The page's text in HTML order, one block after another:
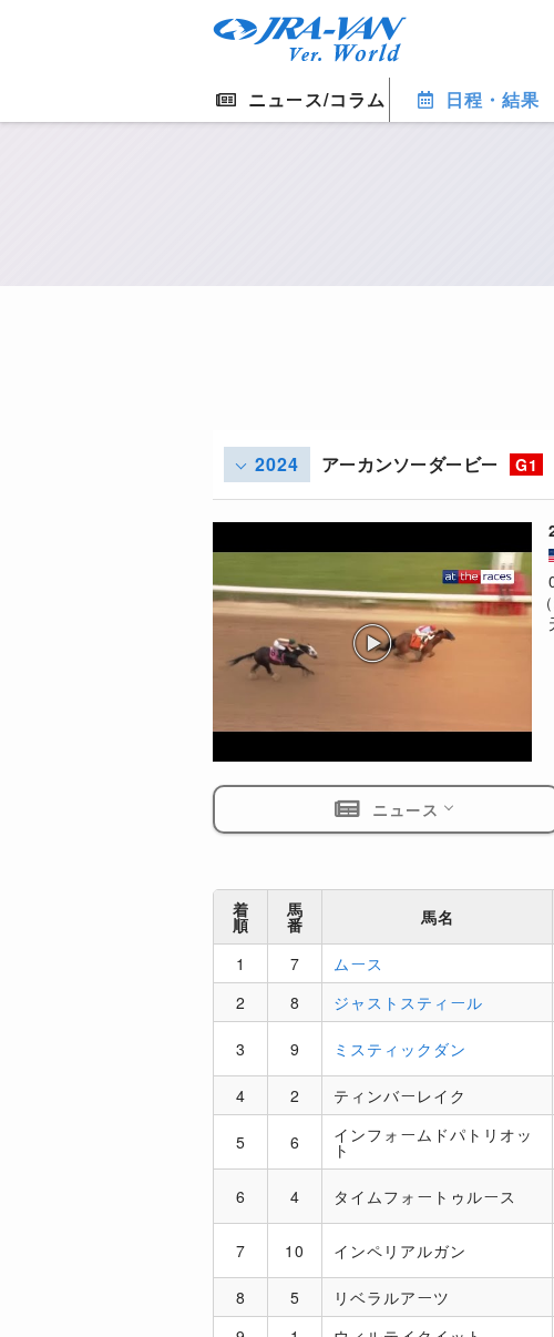
ニュース/コラム 日程・結果
2024 アーカンソーダービー G1
ニュース
着
順
馬
番 馬名
1
7 ムース
2
8 ジャストスティール
3 9 ミスティックダン
4 2 ティンバーレイク
5 6 インフォームドパトリオッ
ト
6 4 タイムフォートゥルース
7 10 インペリアルガン
8 5 リベラルアーツ